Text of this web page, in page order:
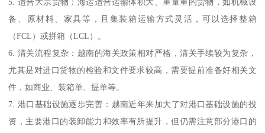
5. 适合大宗货物：海运适合运输体积大、重量重的货物，如机械设
备、原材料、家具等，且集装箱运输方式灵活，可以选择整箱
（FCL）或拼箱（LCL）。
6. 清关流程复杂：越南的海关政策相对严格，清关手续较为复杂，
尤其是对进口货物的检验和文件要求较高，需要提前准备好相关文
件，如商业、装箱单、提单等。
7. 港口基础设施逐步完善：越南近年来加大了对港口基础设施的投
资，主要港口的装卸能力和效率有所提升，但仍需注意部分港口的